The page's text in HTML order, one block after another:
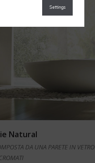
Natural
DA UNA PARETE IN VETRO
Settings